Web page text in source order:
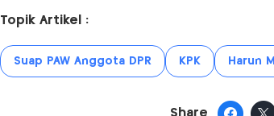
Topik Artikel :
Suap PAW Anggota DPR KPK Harun
Share